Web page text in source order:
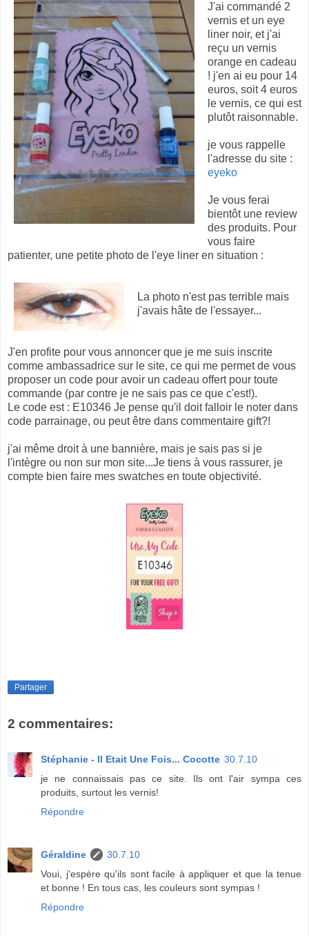
J'ai commandé 2
vernis et un eye
liner noir, et j'ai
reçu un vernis
orange en cadeau
! j'en ai eu pour 14
euros, soit 4 euros
le vernis, ce qui est
plutôt raisonnable.
je vous rappelle
l'adresse du site :
eyeko
Je vous ferai
bientôt une review
des produits. Pour
vous faire
patienter, une petite photo de l'eye liner en situation :
La photo n'est pas terrible mais
j'avais hâte de l'essayer...
J'en profite pour vous annoncer que je me suis inscrite
comme ambassadrice sur le site, ce qui me permet de vous
proposer un code pour avoir un cadeau offert pour toute
commande (par contre je ne sais pas ce que c'est!).
Le code est : E10346 Je pense qu'il doit falloir le noter dans
code parrainage, ou peut être dans commentaire gift?!
j'ai même droit à une bannière, mais je sais pas si je
l'intègre ou non sur mon site...Je tiens à vous rassurer, je
compte bien faire mes swatches en toute objectivité.
Partager
2 commentaires:
Stéphanie - Il Etait Une Fois... Cocotte 30.7.10
je ne connaissais pas ce site. Ils ont l'air sympa ces
produits, surtout les vernis!
Répondre
Géraldine
30.7.10
Voui, j'espère qu'ils sont facile à appliquer et que la tenue
et bonne ! En tous cas, les couleurs sont sympas !
Répondre